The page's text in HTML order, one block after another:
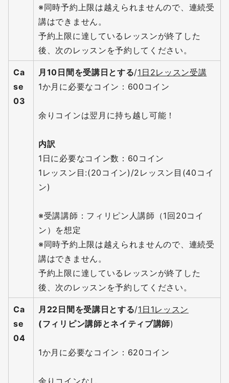
※同時予約上限は越えられませんので、連続受
講はできません。
予約上限に達しているレッスンが終了した
後、次のレッスンを予約してください。
Ca
se
03
月10日間を受講日とする/1日2レッスン受講
1か月に必要なコイン：600コイン
余りコインは翌月に持ち越し可能！
内訳
1日に必要なコイン数：60コイン
1レッスン目:(20コイン)/2レッスン目(40コイ
ン)
※受講講師：フィリピン人講師（1回20コイ
ン）を想定
※同時予約上限は越えられませんので、連続受
講はできません。
予約上限に達しているレッスンが終了した
後、次のレッスンを予約してください。
Ca
se
04
月22日間を受講日とする/1日1レッスン
(フィリピン講師とネイティブ講師)
1か月に必要なコイン：620コイン
余りコインなし。